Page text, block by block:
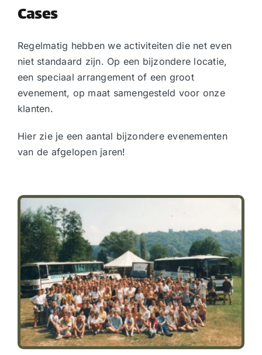
Cases
Regelmatig hebben we activiteiten die net even
niet standaard zijn. Op een bijzondere locatie,
een speciaal arrangement of een groot
evenement, op maat samengesteld voor onze
klanten.
Hier zie je een aantal bijzondere evenementen
van de afgelopen jaren!